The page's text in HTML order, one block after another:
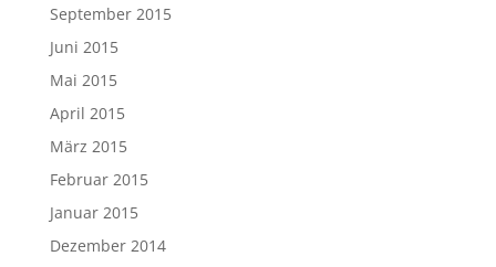
September 2015
Juni 2015
Mai 2015
April 2015
März 2015
Februar 2015
Januar 2015
Dezember 2014